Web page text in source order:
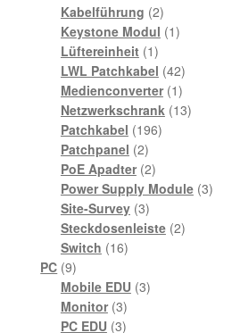
Produkte
Kabelführung 22
Produkte
Keystone Modul 11
Lüftereinheit 11
Produkt
LWL Patchkabel 4242
Produkte
Medienconverter 11
Produkt
Netzwerkschrank 1313
Patchkabel 196196
Patchpanel 22
Produkte
PoE Apadter 22
Produkte
Power Supply Module 33
Site-Survey 33
Produkte
Steckdosenleiste 22
Switch 1616
PC 99
Produkte
Mobile EDU 33
Monitor 33
Produkte
PC EDU 33